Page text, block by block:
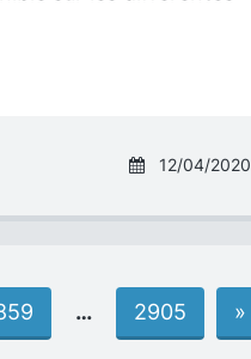
12/04/2020
… 2905 »